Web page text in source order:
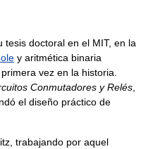
tesis doctoral en el MIT, en la
y aritmética binaria
vez en la historia.
Conmutadores y Relés,
el diseño práctico de
trabajando por aquel